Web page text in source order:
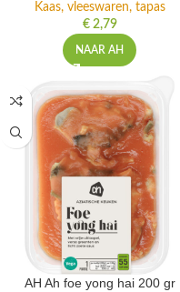
Kaas, vleeswaren, tapas
€2,79
NAAR AH
AH Ah foe yong hai 200 gr